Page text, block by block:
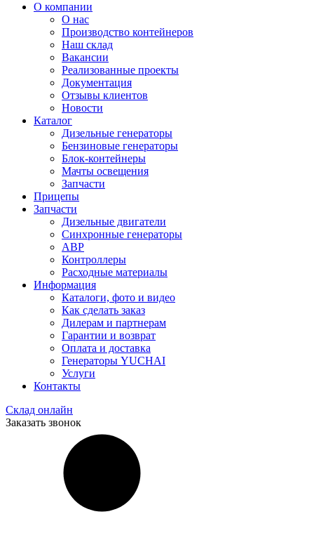
О компании
О нас
Производство контейнеров
Наш склад
Вакансии
Реализованные проекты
Документация
Отзывы клиентов
Новости
Каталог
Дизельные генераторы
Бензиновые генераторы
Блок-контейнеры
Мачты освещения
Запчасти
Прицепы
Запчасти
Дизельные двигатели
Синхронные генераторы
АВР
Контроллеры
Расходные материалы
Информация
Каталоги, фото и видео
Как сделать заказ
Дилерам и партнерам
Гарантии и возврат
Оплата и доставка
Генераторы YUCHAI
Услуги
Контакты
Склад онлайн
Заказать звонок